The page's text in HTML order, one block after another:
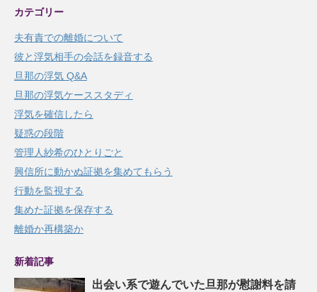
カテゴリー
夫有責での離婚について
彼と浮気相手の会話を録音する
旦那の浮気 Q&A
旦那の浮気ケーススタディ
浮気を確信したら
疑惑の段階
管理人紗希のひとりごと
興信所に動かぬ証拠を集めてもらう
行動を監視する
集めた証拠を保存する
離婚か再構築か
新着記事
出会い系で遊んでいた旦那が慰謝料を請